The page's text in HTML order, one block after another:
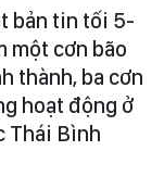
bản tin tối 5-
một cơn bão
thành, ba cơn
hoạt động ở
Thái Bình